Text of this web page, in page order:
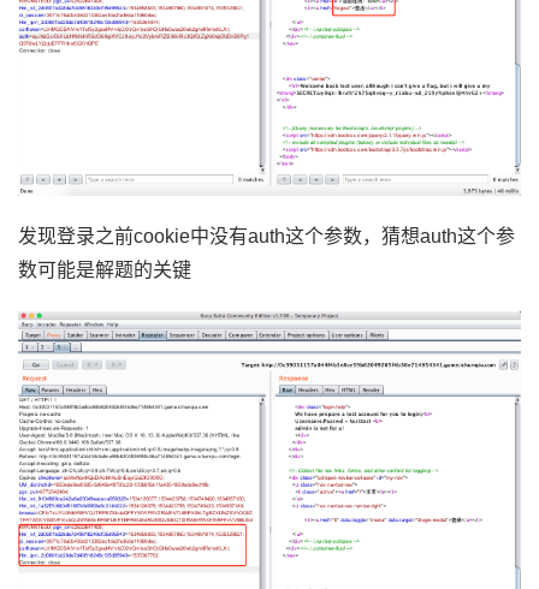
发现登录之前cookie中没有auth这个参数，猜想auth这个参
数可能是解题的关键